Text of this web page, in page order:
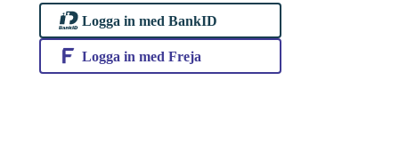
Logga in med BankID
Logga in med Freja